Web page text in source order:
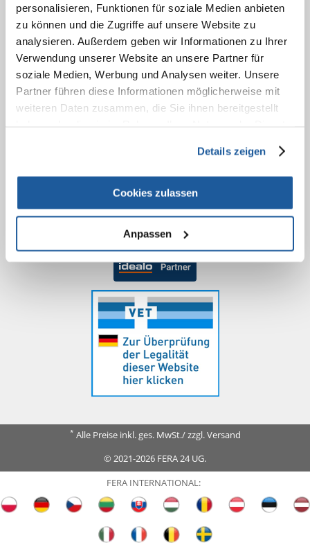
personalisieren, Funktionen für soziale Medien anbieten
zu können und die Zugriffe auf unsere Website zu
analysieren. Außerdem geben wir Informationen zu Ihrer
Verwendung unserer Website an unsere Partner für
soziale Medien, Werbung und Analysen weiter. Unsere
Partner führen diese Informationen möglicherweise mit
weiteren Daten zusammen, die Sie ihnen bereitgestellt
Details zeigen
Cookies zulassen
Anpassen
KONTAKT
* Alle Preise inkl. ges. MwSt./ zzgl. Versand
© 2021-2026 FERA 24 UG.
FERA INTERNATIONAL: